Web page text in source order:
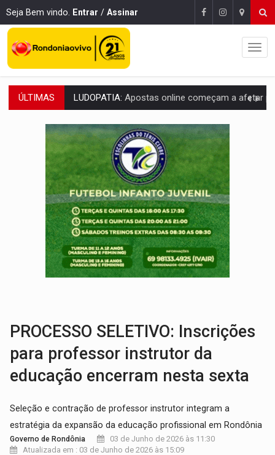
Seja Bem vindo. Entrar / Assinar
ÚLTIMAS REFLORESTAMENTO: Plantar árvores não será mais suficiente para
OVNIS NA LUA:Cientistas alertam para possível base secreta no satélite
ACABOU COM PEUGEOT:Incêndio destrói carro que era rebocado para oficina
VÍDEO: Ladrão é filmado furtando moto na frente do bar
BOLSAS DE PESQUISA:Iniciativa Amazônia+10 lança chamada para fortalecer
MATERIAL:Brasil tem grandes reservas de urânio, mas produz pouco e
VÍDEO:Serpente capturada na fábrica da Coca-Cola é
HOMENAGEM:Cientistas cassados pelo AI-5 se tornam pesquisadores
PROCESSO SELETIVO: Inscrições
para professor instrutor da
educação encerram nesta sexta
Seleção e contração de professor instrutor integram a
estratégia da expansão da educação profissional em Rondônia
Governo de Rondônia
03 de Junho de 2026 às 11:30
Atualizada em : 03 de Junho de 2026 às 15:09